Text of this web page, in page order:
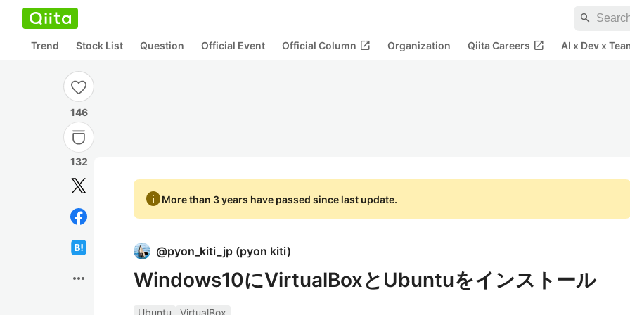
search
Trend Stock List Question Official Event Official Column open_in_new Organization Qiita Careers open_in_new AI x Dev x
146
132
more_horiz
infoMore than 3 years have passed since last update.
@pyon_kiti_jp (pyon kiti)
Windows10にVirtualBoxとUbuntuをインストール
Ubuntu
VirtualBox